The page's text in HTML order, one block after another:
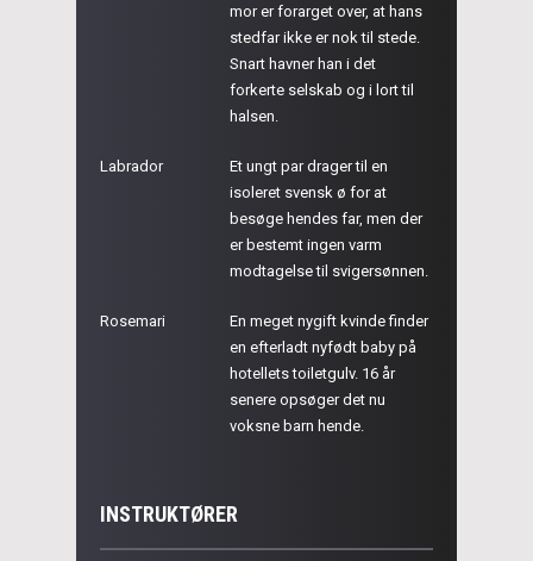
mor er forarget over, at hans
stedfar ikke er nok til stede.
Snart havner han i det
forkerte selskab og i lort til
halsen.
Labrador
Et ungt par drager til en
isoleret svensk ø for at
besøge hendes far, men der
er bestemt ingen varm
modtagelse til svigersønnen.
Rosemari
En meget nygift kvinde finder
en efterladt nyfødt baby på
hotellets toiletgulv. 16 år
senere opsøger det nu
voksne barn hende.
INSTRUKTØRER